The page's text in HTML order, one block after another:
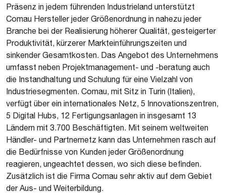
Präsenz in jedem führenden Industrieland unterstützt
Comau Hersteller jeder Größenordnung in nahezu jeder
Branche bei der Realisierung höherer Qualität, gesteigerter
Produktivität, kürzerer Markteinführungszeiten und
sinkender Gesamtkosten. Das Angebot des Unternehmens
umfasst neben Projektmanagement- und -beratung auch
die Instandhaltung und Schulung für eine Vielzahl von
Industriesegmenten. Comau, mit Sitz in Turin (Italien),
verfügt über ein internationales Netz, 5 Innovationszentren,
5 Digital Hubs, 12 Fertigungsanlagen in insgesamt 13
Ländern mit 3.700 Beschäftigten. Mit seinem weltweiten
Händler- und Partnernetz kann das Unternehmen rasch auf
die Bedürfnisse von Kunden jeder Größenordnung
reagieren, ungeachtet dessen, wo sich diese befinden.
Zusätzlich ist die Firma Comau sehr aktiv auf dem Gebiet
der Aus- und Weiterbildung.